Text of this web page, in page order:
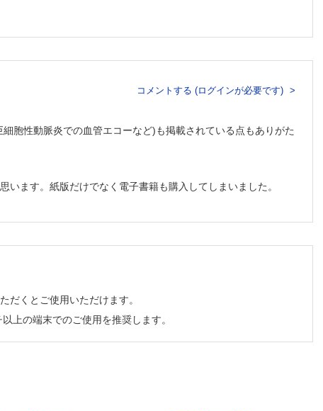
のでしょうか？ 診断時のポイントも含めて教えてください
の取り決めがあるのでしょうか
鞘がそれに該当するのでしょうか
か？ 指炎の早期発見の重要性と実臨床での意義、関節エコ
が難しいです。関節エコーを用いてのBaker嚢胞の診断方法を
ます。関節エコーでの両者の特徴はあるのでしょうか
ください
て教えてください
レースケール：GS編）
きるのでしょうか
コメントする (ログインが必要です)
胞性動脈炎での血管エコーなど)も掲載されている点もありがた
ます。紙版だけでなく電子書籍も購入してしまいました。
だくとご使用いただけます。
上の端末でのご使用を推奨します。